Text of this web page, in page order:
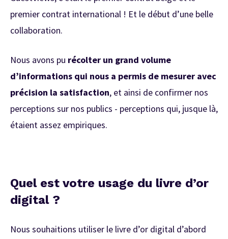
premier contrat international ! Et le début d’une belle
collaboration.
Nous avons pu récolter un grand volume
d’informations qui nous a permis de mesurer avec
précision la satisfaction, et ainsi de confirmer nos
perceptions sur nos publics - perceptions qui, jusque là,
étaient assez empiriques.
Quel est votre usage du livre d’or
digital ?
Nous souhaitions utiliser le livre d’or digital d’abord